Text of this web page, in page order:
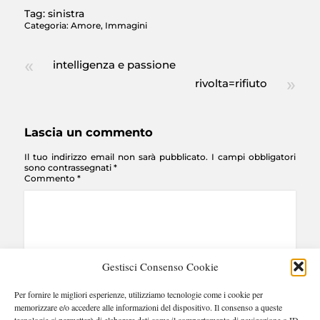
Gestisci Consenso Cookie
Per fornire le migliori esperienze, utilizziamo tecnologie come i cookie per
memorizzare e/o accedere alle informazioni del dispositivo. Il consenso a queste
Tag: sinistra
Categoria: Amore, Immagini
intelligenza e passione
rivolta=rifiuto
Lascia un commento
Il tuo indirizzo email non sarà pubblicato. I campi obbligatori
sono contrassegnati *
Commento *
Nome* Email* Sito web